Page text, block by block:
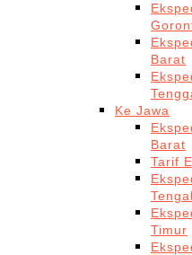
Barat
Ke Jawa
Barat
Tarif
Timur